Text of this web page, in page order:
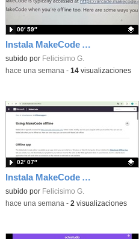
Instala MakeCode Arcade para trabajar offline en tu tablet, ordenador, Chromebook
Contenido educativo.
subido por Felicisimo G.
00′ 59″
-hace una semana - 14visualizaciones
Instala MakeCode Arcade offline para programar grandes juegos sin necesidad de Internet
Contenido educativo.
subido por Felicisimo G.
02′ 07″
-hace una semana - 2 visualizaciones